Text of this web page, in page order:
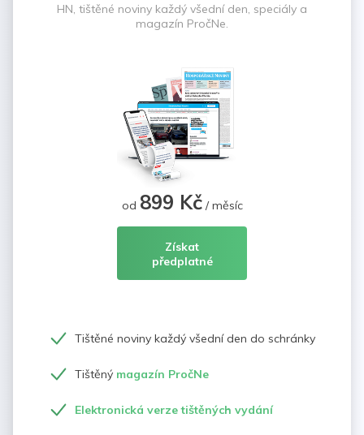
HN, tištěné noviny každý všední den, speciály a
magazín PročNe.
od 899 Kč/ měsíc
Získat
předplatné
Tištěné noviny každý všední den do schránky
Tištěný magazín PročNe
Elektronická verze tištěných vydání